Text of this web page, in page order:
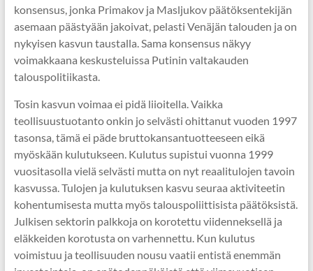
konsensus, jonka Primakov ja Masljukov päätöksentekijän
asemaan päästyään jakoivat, pelasti Venäjän talouden ja on
nykyisen kasvun taustalla. Sama konsensus näkyy
voimakkaana keskusteluissa Putinin valtakauden
talouspolitiikasta.
Tosin kasvun voimaa ei pidä liioitella. Vaikka
teollisuustuotanto onkin jo selvästi ohittanut vuoden 1997
tasonsa, tämä ei päde bruttokansantuotteeseen eikä
myöskään kulutukseen. Kulutus supistui vuonna 1999
vuositasolla vielä selvästi mutta on nyt reaalitulojen tavoin
kasvussa. Tulojen ja kulutuksen kasvu seuraa aktiviteetin
kohentumisesta mutta myös talouspoliittisista päätöksistä.
Julkisen sektorin palkkoja on korotettu viidenneksellä ja
eläkkeiden korotusta on varhennettu. Kun kulutus
voimistuu ja teollisuuden nousu vaatii entistä enemmän